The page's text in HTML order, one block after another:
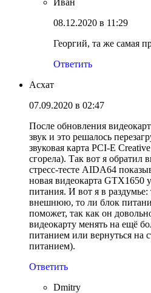
08.12.2020 в 11:29
Георгий, та же самая
Ответить
Асхат
07.09.2020 в 02:47
После обновления
звук и это решалось
звуковая карта PCI-E
сгорела). Так вот я обратил
стресс-тесте AIDA64
новая видеокарта GTX1650
питания. И вот я в
внешнюю, то ли блок
поможет, так как он
видеокарту менять на ещё
питанием или вернуться на
питанием).
Ответить
Dmitry